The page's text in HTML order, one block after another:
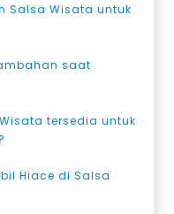
Salsa Wisata untuk
saat
tersedia untuk
Hiace di Salsa